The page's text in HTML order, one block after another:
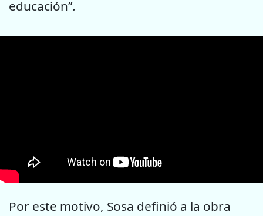
educación”.
Por este motivo, Sosa definió a la obra